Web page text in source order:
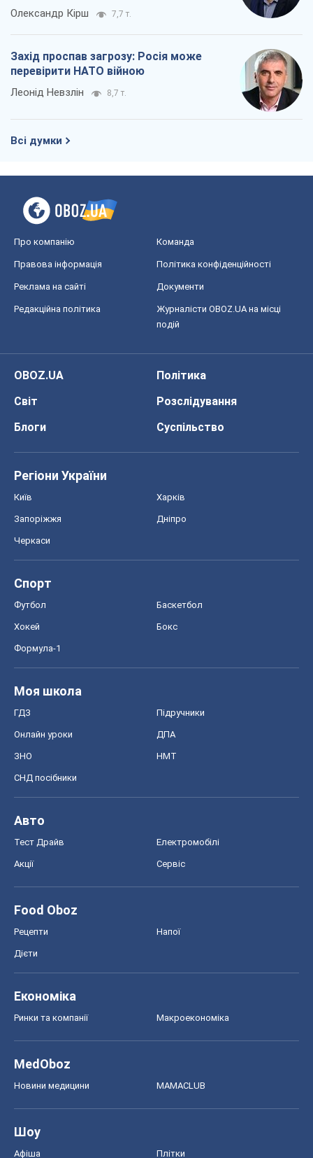
Олександр Кірш 7,7 т.
Захід проспав загрозу: Росія може
перевірити НАТО війною
Леонід Невзлін 8,7 т.
Всі думки
Про компанію Команда
Правова інформація Політика конфіденційності
Реклама на сайті Документи
Редакційна політика
Журналісти OBOZ.UA на місці
подій
OBOZ.UA
Політика
Світ
Розслідування
Блоги
Суспільство
Регіони України
Київ Харків
Запоріжжя Дніпро
Черкаси
Спорт
Футбол Баскетбол
Хокей Бокс
Формула-1
Моя школа
ГДЗ Підручники
Онлайн уроки ДПА
ЗНО НМТ
СНД посібники
Авто
Тест Драйв Електромобілі
Акції Сервіс
Food Oboz
Рецепти Напої
Дієти
Економіка
Ринки та компанії Макроекономіка
MedOboz
Новини медицини MAMACLUB
Шоу
Афіша Плітки